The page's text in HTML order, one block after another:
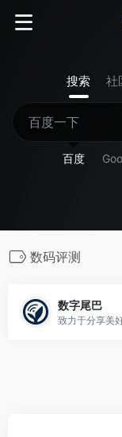
搜索 社
百度
数码评测
数字尾巴